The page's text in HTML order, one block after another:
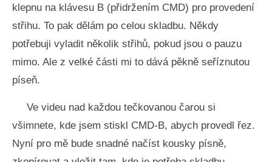
klepnu na klávesu B (přidržením CMD) pro provedení
střihu. To pak dělám po celou skladbu. Někdy
potřebuji vyladit několik střihů, pokud jsou o pauzu
mimo. Ale z velké části mi to dává pěkně seříznutou
píseň.
Ve videu nad každou tečkovanou čarou si
všimnete, kde jsem stiskl CMD-B, abych provedl řez.
Nyní pro mě bude snadné načíst kousky písně,